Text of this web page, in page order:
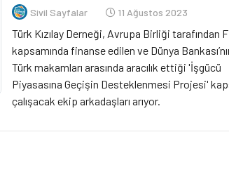
Sivil Sayfalar 11 Ağustos 2023
Türk Kızılay Derneği, Avrupa Birliği tarafından
kapsamında finanse edilen ve Dünya
Türk makamları arasında aracılık ettiği 'İşgücü
Piyasasına Geçişin Desteklenmesi Projesi'
çalışacak ekip arkadaşları arıyor.